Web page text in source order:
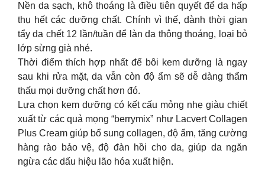
Nền da sạch, khô thoáng là điều tiên quyết để da hấp
thụ hết các dưỡng chất. Chính vì thế, dành thời gian
tẩy da chết 12 lần/tuần để làn da thông thoáng, loại bỏ
lớp sừng già nhé.
Thời điểm thích hợp nhất để bôi kem dưỡng là ngay
sau khi rửa mặt, da vẫn còn độ ẩm sẽ dễ dàng thẩm
thấu mọi dưỡng chất hơn đó.
Lựa chọn kem dưỡng có kết cấu mỏng nhẹ giàu chiết
xuất từ các quả mọng “berrymix” như Lacvert Collagen
Plus Cream giúp bổ sung collagen, độ ẩm, tăng cường
hàng rào bảo vệ, độ đàn hồi cho da, giúp da ngăn
ngừa các dấu hiệu lão hóa xuất hiện.